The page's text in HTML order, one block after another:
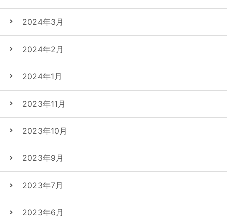
2024年3月
2024年2月
2024年1月
2023年11月
2023年10月
2023年9月
2023年7月
2023年6月